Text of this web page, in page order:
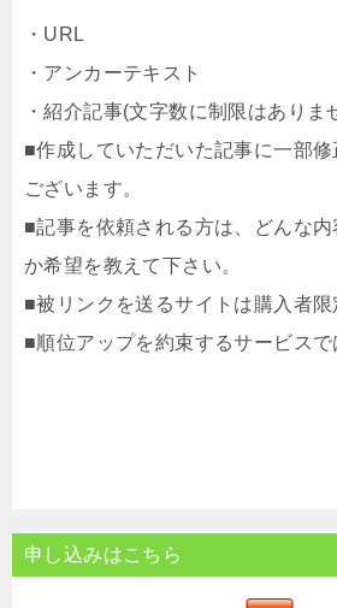
・URL
・アンカーテキスト
・紹介記事(文字数に制限はありま
■作成していただいた記事に一部
ございます。
■記事を依頼される方は、どんな
か希望を教えて下さい。
■被リンクを送るサイトは購入者限
■順位アップを約束するサービスで
申し込みはこちら